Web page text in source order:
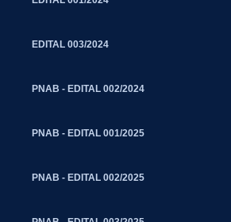
EDITAL 003/2024
PNAB - EDITAL 002/2024
PNAB - EDITAL 001/2025
PNAB - EDITAL 002/2025